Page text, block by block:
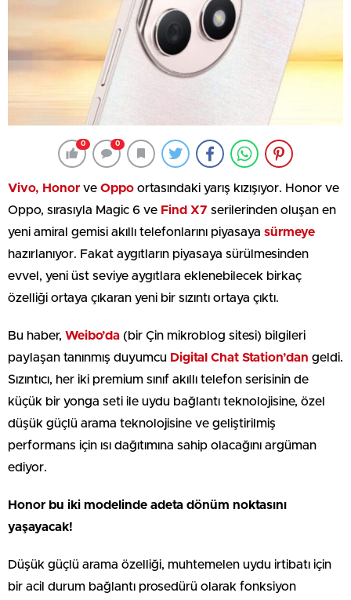
0 0
Vivo, Honor ve Oppo ortasındaki yarış kızışıyor. Honor ve
Oppo, sırasıyla Magic 6 ve Find X7 serilerinden oluşan en
yeni amiral gemisi akıllı telefonlarını piyasaya sürmeye
hazırlanıyor. Fakat aygıtların piyasaya sürülmesinden
evvel, yeni üst seviye aygıtlara eklenebilecek birkaç
özelliği ortaya çıkaran yeni bir sızıntı ortaya çıktı.
Bu haber, Weibo’da (bir Çin mikroblog sitesi) bilgileri
paylaşan tanınmış duyumcu Digital Chat Station’dan geldi.
Sızıntıcı, her iki premium sınıf akıllı telefon serisinin de
küçük bir yonga seti ile uydu bağlantı teknolojisine, özel
düşük güçlü arama teknolojisine ve geliştirilmiş
performans için ısı dağıtımına sahip olacağını argüman
ediyor.
Honor bu iki modelinde adeta dönüm noktasını
yaşayacak!
Düşük güçlü arama özelliği, muhtemelen uydu irtibatı için
bir acil durum bağlantı prosedürü olarak fonksiyon